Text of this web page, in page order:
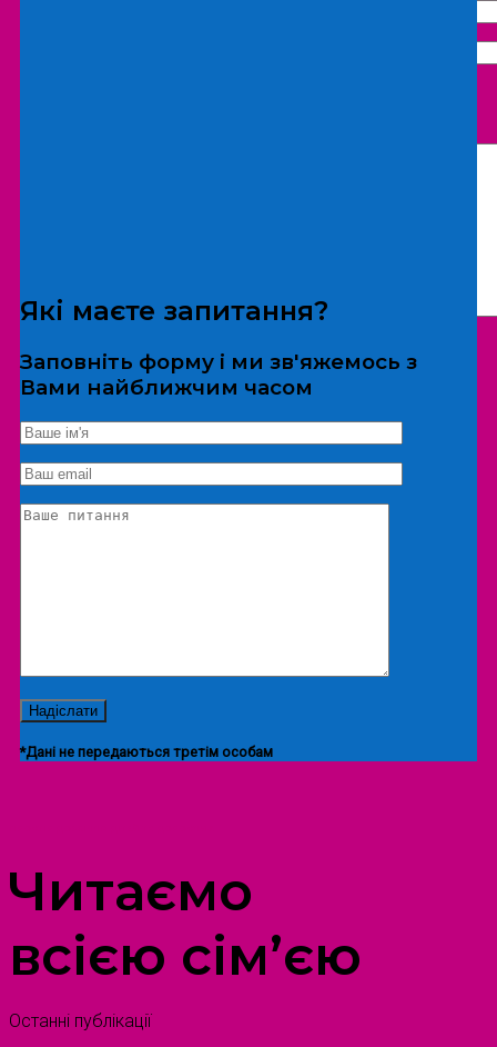
*Дані не передаються третім особам
Екскурсія/локація
Які маєте запитання?
Заповніть форму і ми зв'яжемось з
Вами найближчим часом
*Дані не передаються третім особам
Читаємо
всією сім’єю
Останні публікації